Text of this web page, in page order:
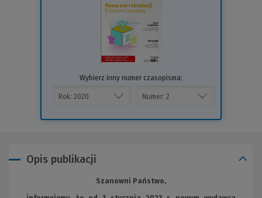
Wybierz inny numer czasopisma:
Opis publikacji
Szanowni Państwo,